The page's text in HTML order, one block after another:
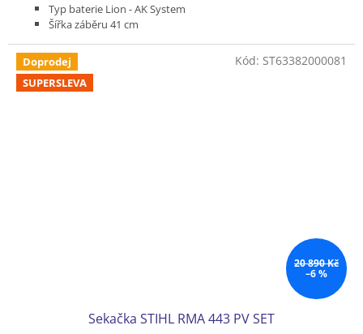
Typ baterie Lion - AK System
Šířka záběru 41 cm
Podvozek plast
Koš plastový 52 l
Hmotnost (bez baterie) 27 kg
Doprodej
SUPERSLEVA
20 890 Kč
–6 %
Sekačka STIHL RMA 443 PV SET
Kód: ST63382000081